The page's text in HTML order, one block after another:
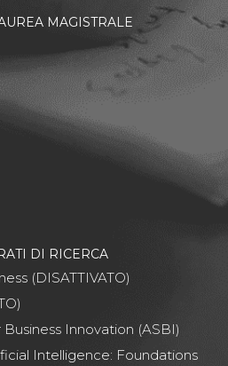
MAGISTRALE
DI RICERCA
(DISATTIVATO)
Innovation (ASBI)
Intelligence: Foundations